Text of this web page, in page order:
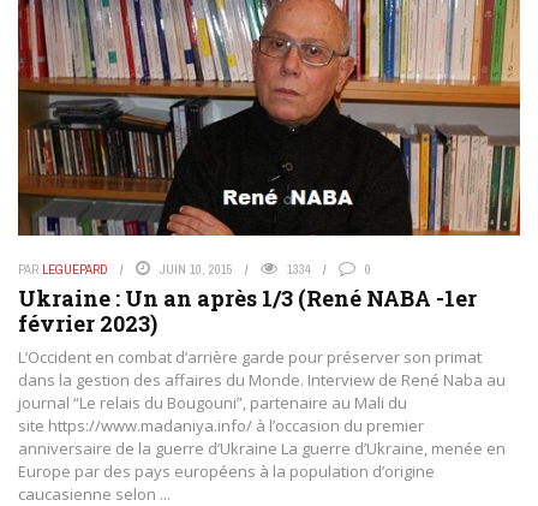
PAR LEGUEPARD JUIN 10, 2015 1334 0
Ukraine : Un an après 1/3 (René NABA -1er
février 2023)
L’Occident en combat d’arrière garde pour préserver son primat
dans la gestion des affaires du Monde. Interview de René Naba au
journal “Le relais du Bougouni”, partenaire au Mali du
site https://www.madaniya.info/ à l’occasion du premier
anniversaire de la guerre d’Ukraine La guerre d’Ukraine, menée en
Europe par des pays européens à la population d’origine
caucasienne selon ...